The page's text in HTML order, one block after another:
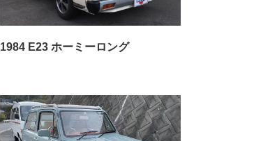
1984 E23 ホーミーロング